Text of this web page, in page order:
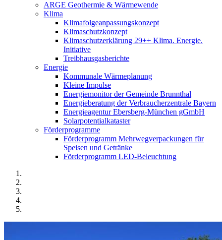
ARGE Geothermie & Wärmewende
Klima
Klimafolgeanpassungskonzept
Klimaschutzkonzept
Klimaschutzerklärung 29++ Klima. Energie.
Initiative
Treibhausgasberichte
Energie
Kommunale Wärmeplanung
Kleine Impulse
Energiemonitor der Gemeinde Brunnthal
Energieberatung der Verbraucherzentrale Bayern
Energieagentur Ebersberg-München gGmbH
Solarpotentialkataster
Förderprogramme
Förderprogramm Mehrwegverpackungen für
Speisen und Getränke
Förderprogramm LED-Beleuchtung